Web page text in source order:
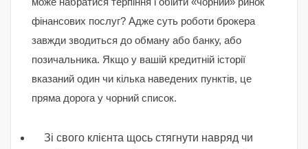
фінансових послуг? Адже суть роботи брокера
завжди зводиться до обману або банку, або
позичальника. Якщо у вашій кредитній історії
вказаний один чи кілька наведених пунктів, це
пряма дорога у чорний список.
Зі свого клієнта щось стягнути навряд чи